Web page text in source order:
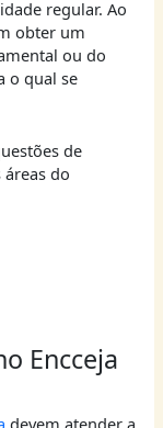
regular. Ao
obter um
ou do
o qual se
de
do
Encceja